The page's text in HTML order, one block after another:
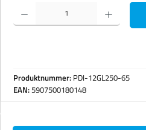
Produkt Anzahl: Gib den gewünschten Wert ein
Produktnummer: PDI-12GL250-65
EAN:5907500180148